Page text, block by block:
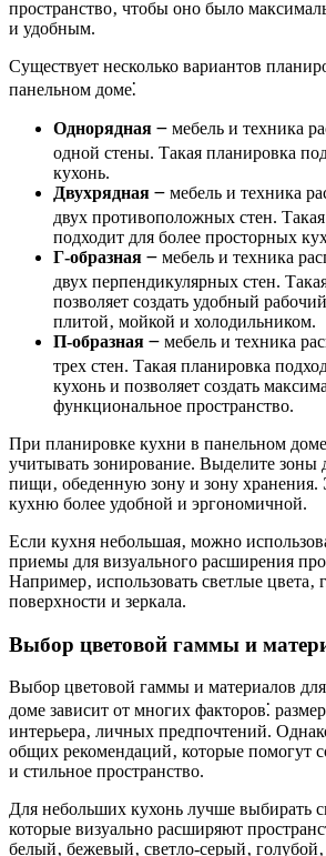
пространство‚ чтобы оно было
и удобным.
Существует несколько вариантов
панельном доме⁚
Однорядная ౼ мебель и техника
одной стены. Такая планировка
кухонь.
Двухрядная ౼ мебель и техника
двух противоположных стен.
подходит для более просторных
Г-образная ౼ мебель и техника
двух перпендикулярных стен.
позволяет создать удобный
плитой‚ мойкой и холодильником.
П-образная ౼ мебель и техника
трех стен. Такая планировка
кухонь и позволяет создать
функциональное пространство.
При планировке кухни в панельном
учитывать зонирование. Выделите зоны
пищи‚ обеденную зону и зону хранения.
кухню более удобной и эргономичной.
Если кухня небольшая‚ можно
приемы для визуального расширения
Например‚ использовать светлые цвета‚
поверхности и зеркала.
Выбор цветовой гаммы и
Выбор цветовой гаммы и материалов
доме зависит от многих факторов⁚
интерьера‚ личных предпочтений.
общих рекомендаций‚ которые помогут
и стильное пространство.
Для небольших кухонь лучше выбирать
которые визуально расширяют
белый‚ бежевый‚ светло-серый‚